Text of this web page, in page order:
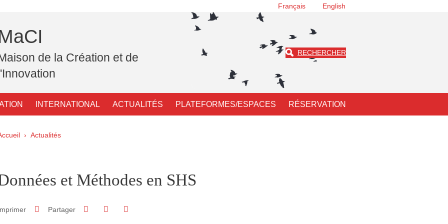
Français English
de la Création et de
RECHERCHER
INTERNATIONAL ACTUALITÉS PLATEFORMES/ESPACES RÉSERVATION
d'Ariane
Actualités
Sidebaret Méthodes en SHS
Partager Partager sur Facebook
Partager sur LinkedIn